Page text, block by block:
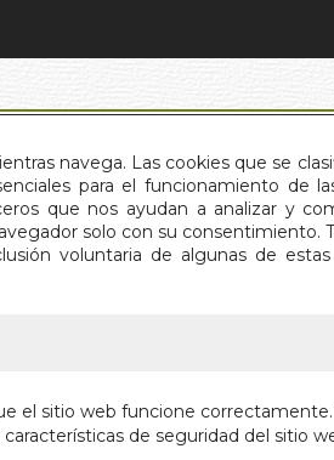
navega. Las cookies que se
para el funcionamiento de
que nos ayudan a analizar y
solo con su consentimiento.
voluntaria de algunas de
el sitio web funcione
de seguridad del sitio
SOMOS
JUEGO
II